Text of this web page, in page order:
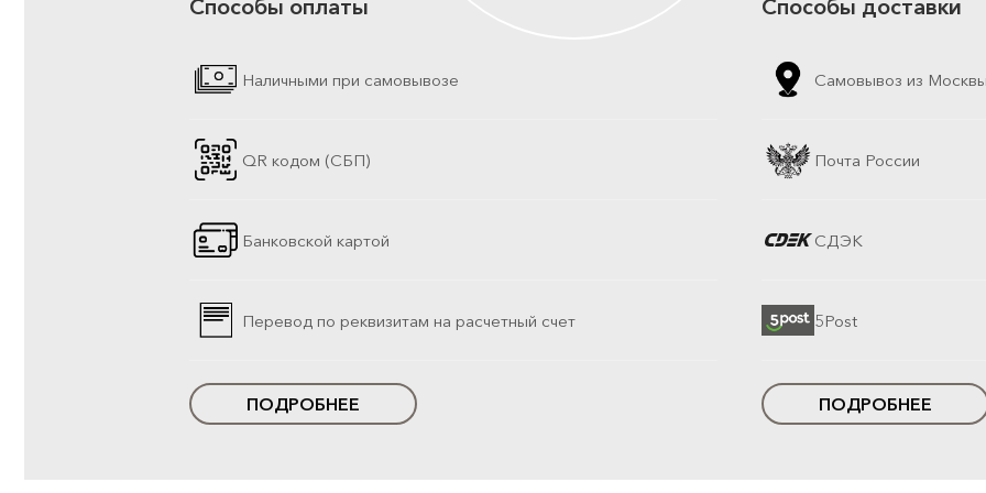
Способы оплаты
Наличными при самовывозе
QR кодом (СБП)
Банковской картой
Перевод по реквизитам на расчетный счет
ПОДРОБНЕЕ
Способы доставки
Самовывоз из
Почта России
СДЭК
5Post
ПОДРОБНЕЕ